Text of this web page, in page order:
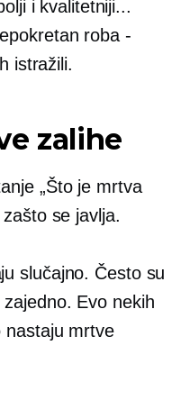
i kvalitetniji...
roba -
istražili.
zalihe
„Što je mrtva
se javlja.
slučajno. Često su
Evo nekih
nastaju mrtve